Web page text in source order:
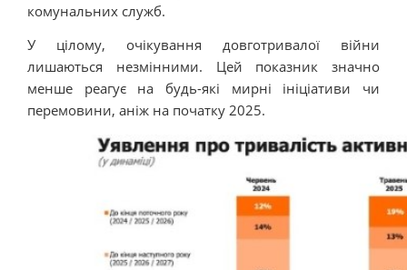
комунальних служб.
У цілому, очікування довготривалої війни
лишаються незмінними. Цей показник значно
менше реагує на будь-які мирні ініціативи чи
перемовини, аніж на початку 2025.